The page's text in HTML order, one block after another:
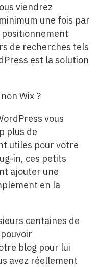
viendrez
une fois par
de recherches tels
est la solution
Wix ?
vous
plus de
utiles pour votre
in, ces petits
ajouter une
en la
centaines de
blog pour lui
avez réellement